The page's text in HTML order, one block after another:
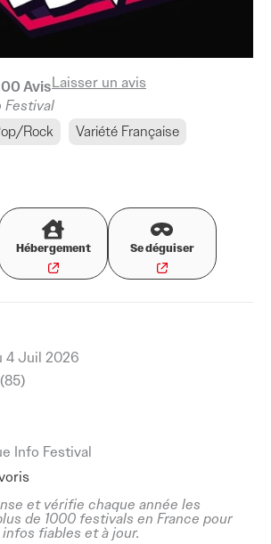
0AvisLaisser un avis
Festival
Rock
Variété Française
Hébergement Se déguiser
4 Juil 2026
Info Festival
et vérifie chaque année les
de 1000 festivals en France pour
fiables et à jour.